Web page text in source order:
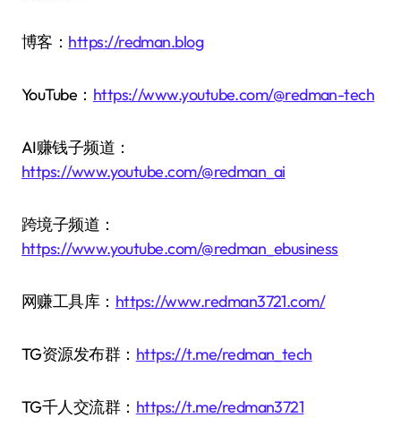
博客： https://redman.blog
YouTube： https://www.youtube.com/@redman-tech
AI赚钱子频道：
https://www.youtube.com/@redman_ai
跨境子频道：
https://www.youtube.com/@redman_ebusiness
网赚工具库： https://www.redman3721.com/
TG资源发布群： https://t.me/redman_tech
TG千人交流群： https://t.me/redman3721